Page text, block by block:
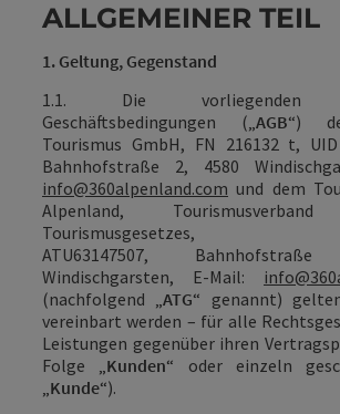
ALLGEMEINER TEIL
1. Geltung, Gegenstand
1.1. Die vorliegenden
Geschäftsbedingungen („AGB“)
Tourismus GmbH, FN 216132 t, UID
Bahnhofstraße 2, 4580
info@360alpenland.com und dem
Alpenland,
ATU63147507,
Windischgarsten, E-Mail:
(nachfolgend „ATG“ genannt)
vereinbart werden – für alle
Leistungen gegenüber ihren
Folge „Kunden“ oder einzeln
„Kunde“).